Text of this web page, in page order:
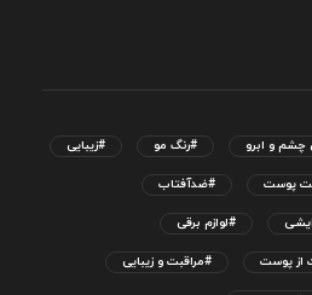
چشم و ابرو #رنگ مو #زیبایی
پوست #ضدآفتاب
#لوازم برقی
از پوست #مراقبت و زیبایی